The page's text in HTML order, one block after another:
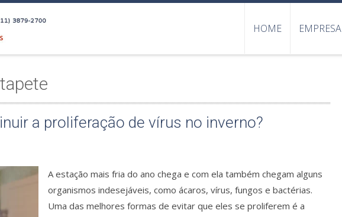
HOME EMPRESA
a proliferação de vírus no inverno?
A estação mais fria do ano chega e com ela também chegam alguns
organismos indesejáveis, como ácaros, vírus, fungos e bactérias.
Uma das melhores formas de evitar que eles se proliferem é a